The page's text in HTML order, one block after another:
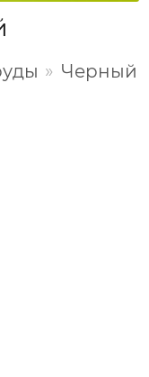
Черный